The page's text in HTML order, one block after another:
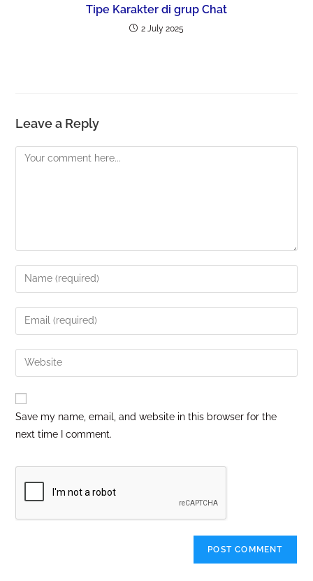
Tipe Karakter di grup Chat
2 July 2025
Leave a Reply
Save my name, email, and website in this browser for the
next time I comment.